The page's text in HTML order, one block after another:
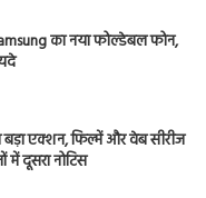
का नया फोल्डेबल फोन,
एक्शन, फिल्में और वेब सीरीज
में दूसरा नोटिस